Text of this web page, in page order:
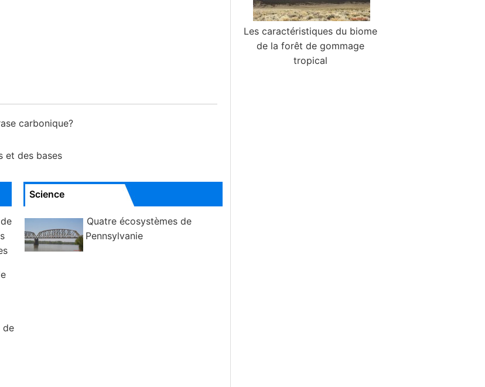
carbonique?
et des bases
de
Science
Quatre écosystèmes de
Pennsylvanie
Les caractéristiques du biome
de la forêt de gommage
tropical